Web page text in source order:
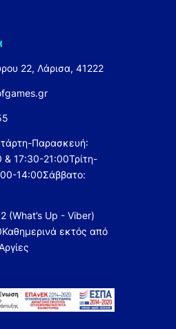
22, Λάρισα, 41222
Παρασκευή:
& 17:30-21:00Τρίτη-
14:00Σάββατο:
(What’s Up - Viber)
Καθημερινά εκτός από